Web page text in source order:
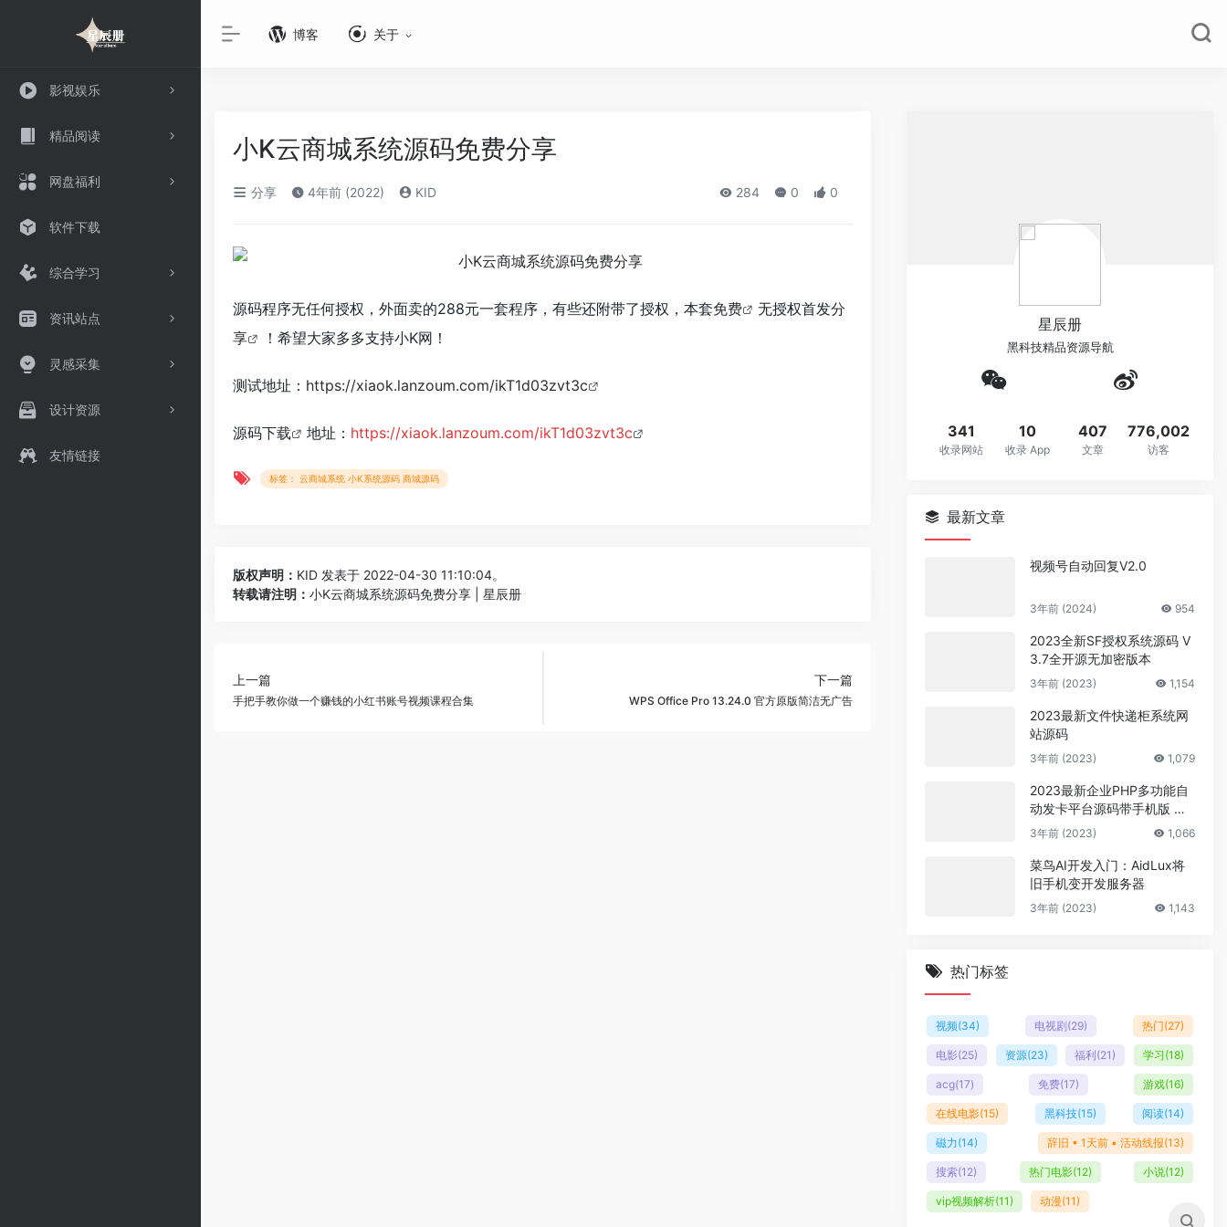
影视娱乐
精品阅读
网盘福利
软件下载
综合学习
资讯站点
灵感采集
设计资源
友情链接
博客 关于
小K云商城系统源码免费分享
分享 4年前 (2022) KID 284 0 0
源码程序无任何授权，外面卖的288元一套程序，有些还附带了授权，本套免费 无授权首发分
享
！希望大家多多支持小K网！
测试地址： https://xiaok.lanzoum.com/ikT1d03zvt3c
源码下载 地址： https://xiaok.lanzoum.com/ikT1d03zvt3c
标签： 云商城系统 小K系统源码 商城源码
版权声明： KID 发表于 2022-04-30 11:10:04。
转载请注明： 小K云商城系统源码免费分享 | 星辰册
上一篇
手把手教你做一个赚钱的小红书账号视频课程合集
下一篇
WPS Office Pro 13.24.0 官方原版简洁无广告
星辰册
黑科技精品资源导航
341
收录网站
10
收录 App
407
文章
776,002
访客
最新文章
视频号自动回复V2.0
3年前 (2024) 954
2023全新SF授权系统源码 V
3.7全开源无加密版本
3年前 (2023) 1,154
2023最新文件快递柜系统网
站源码
3年前 (2023) 1,079
2023最新企业PHP多功能自
动发卡平台源码带手机版 带
多套商户模板
3年前 (2023) 1,066
菜鸟AI开发入门：AidLux将
旧手机变开发服务器
3年前 (2023) 1,143
热门标签
视频(34) 电视剧(29) 热门(27)
电影(25) 资源(23) 福利(21) 学习(18)
acg(17) 免费(17) 游戏(16)
在线电影(15) 黑科技(15) 阅读(14)
磁力(14) 辞旧 • 1天前 • 活动线报(13)
搜索(12) 热门电影(12) 小说(12)
vip视频解析(11) 动漫(11)